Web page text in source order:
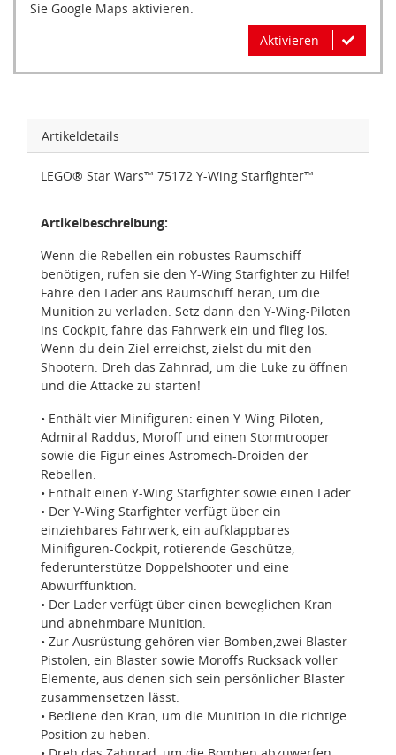
Zustimmung Details Über Cookies
Diese Webseite verwendet Cookies.
Aktivieren
Artikeldetails
LEGO® Star Wars™ 75172 Y-Wing Starfighter™
Artikelbeschreibung:
Wenn die Rebellen ein robustes Raumschiff
benötigen, rufen sie den Y-Wing Starfighter zu Hilfe!
Fahre den Lader ans Raumschiff heran, um die
Munition zu verladen. Setz dann den Y-Wing-Piloten
ins Cockpit, fahre das Fahrwerk ein und flieg los.
Wenn du dein Ziel erreichst, zielst du mit den
Shootern. Dreh das Zahnrad, um die Luke zu öffnen
und die Attacke zu starten!
• Enthält vier Minifiguren: einen Y-Wing-Piloten,
Admiral Raddus, Moroff und einen Stormtrooper
sowie die Figur eines Astromech-Droiden der
Rebellen.
• Enthält einen Y-Wing Starfighter sowie einen Lader.
• Der Y-Wing Starfighter verfügt über ein
einziehbares Fahrwerk, ein aufklappbares
Minifiguren-Cockpit, rotierende Geschütze,
federunterstütze Doppelshooter und eine
Abwurffunktion.
• Der Lader verfügt über einen beweglichen Kran
und abnehmbare Munition.
• Zur Ausrüstung gehören vier Bomben,zwei Blaster-
Pistolen, ein Blaster sowie Moroffs Rucksack voller
Elemente, aus denen sich sein persönlicher Blaster
zusammensetzen lässt.
• Bediene den Kran, um die Munition in die richtige
Position zu heben.
• Dreh das Zahnrad, um die Bomben abzuwerfen.